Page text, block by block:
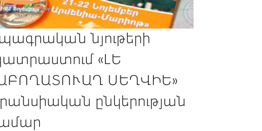
նյութերի
«ԼԵ
ՍԵՂՎԻԵ»
ընկերության